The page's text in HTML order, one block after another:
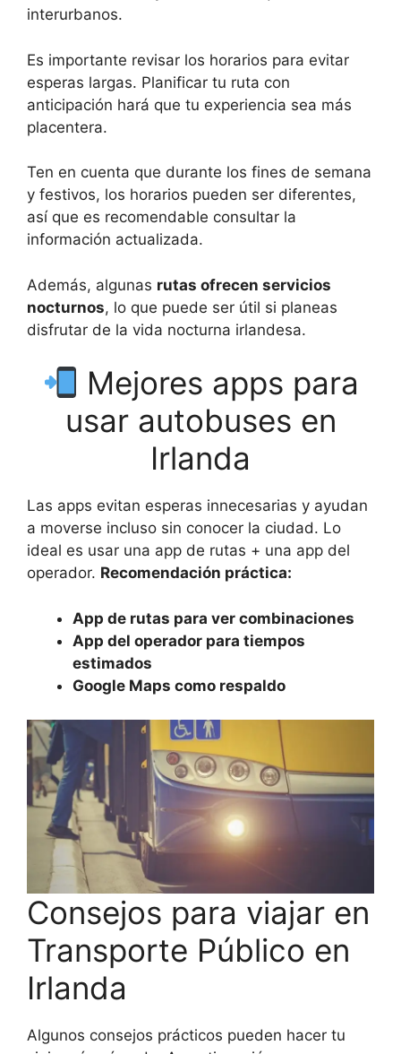
interurbanos.
Es importante revisar los horarios para evitar
esperas largas. Planificar tu ruta con
anticipación hará que tu experiencia sea más
placentera.
Ten en cuenta que durante los fines de semana
y festivos, los horarios pueden ser diferentes,
así que es recomendable consultar la
información actualizada.
Además, algunas rutas ofrecen servicios
nocturnos, lo que puede ser útil si planeas
disfrutar de la vida nocturna irlandesa.
Mejores apps para
usar autobuses en
Irlanda
Las apps evitan esperas innecesarias y ayudan
a moverse incluso sin conocer la ciudad. Lo
ideal es usar una app de rutas + una app del
operador. Recomendación práctica:
App de rutas para ver combinaciones
App del operador para tiempos
estimados
Google Maps como respaldo
Consejos para viajar en
Transporte Público en
Irlanda
Algunos consejos prácticos pueden hacer tu